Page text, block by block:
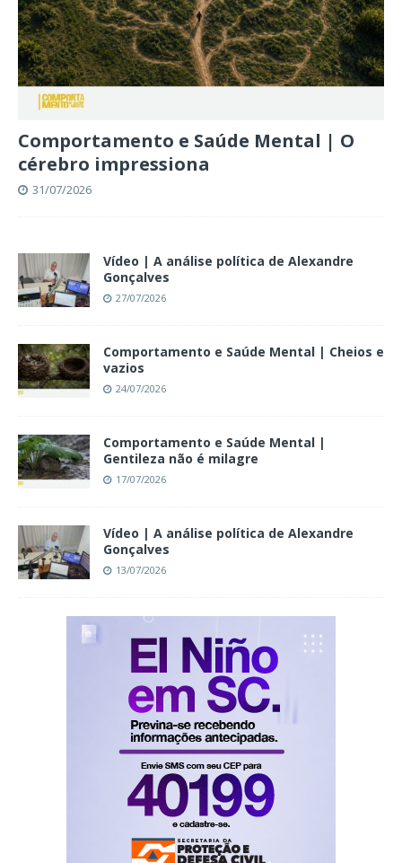
Comportamento e Saúde Mental | O
cérebro impressiona
31/07/2026
Vídeo | A análise política de Alexandre
Gonçalves
27/07/2026
Comportamento e Saúde Mental | Cheios e
vazios
24/07/2026
Comportamento e Saúde Mental |
Gentileza não é milagre
17/07/2026
Vídeo | A análise política de Alexandre
Gonçalves
13/07/2026